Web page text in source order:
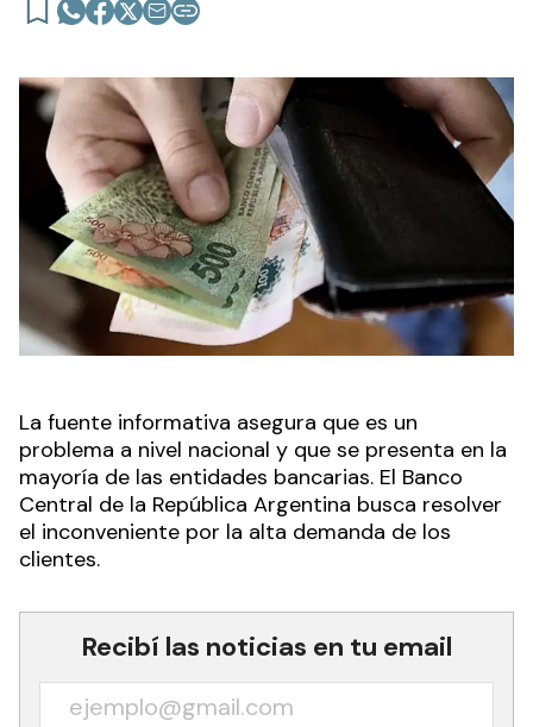
La fuente informativa asegura que es un
problema a nivel nacional y que se presenta en la
mayoría de las entidades bancarias. El Banco
Central de la República Argentina busca resolver
el inconveniente por la alta demanda de los
clientes.
Recibí las noticias en tu email